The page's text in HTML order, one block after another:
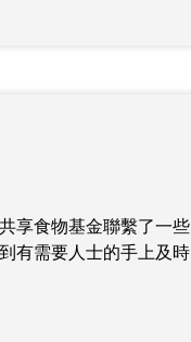
享食物基金聯繫了一些
有需要人士的手上及時